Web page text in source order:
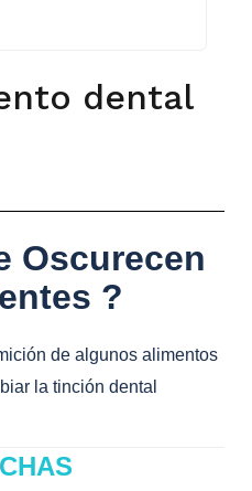
dental
Oscurecen
?
de algunos alimentos
la tinción dental